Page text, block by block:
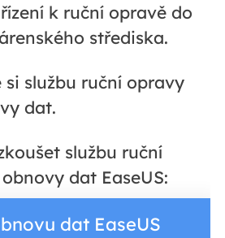
k ruční opravě do
střediska.
si službu ruční opravy
dat.
službu ruční
dat EaseUS:
dat EaseUS